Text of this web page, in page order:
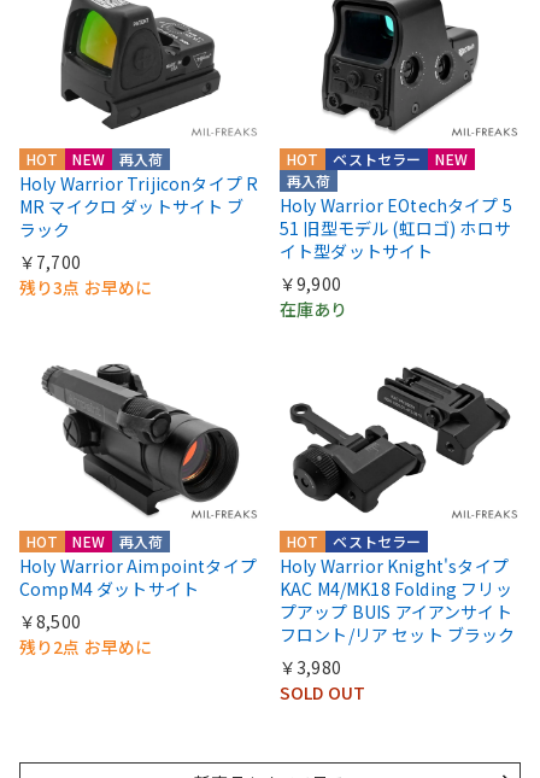
HOT NEW 再入荷
Holy Warrior Trijiconタイプ R
MR マイクロ ダットサイト ブ
ラック
￥7,700
残り3点 お早めに
HOT
NEW
再入荷
ベストセラー
Holy Warrior EOtechタイプ 5
51 旧型モデル (虹ロゴ) ホロサ
イト型ダットサイト
￥9,900
在庫あり
HOT NEW 再入荷
Holy Warrior Aimpointタイプ
CompM4 ダットサイト
￥8,500
残り2点 お早めに
HOT ベストセラー
Holy Warrior Knight'sタイプ
KAC M4/MK18 Folding フリッ
プアップ BUIS アイアンサイト
フロント/リア セット ブラック
￥3,980
SOLD OUT